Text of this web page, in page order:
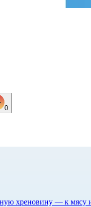
0
хреновину — к мясу